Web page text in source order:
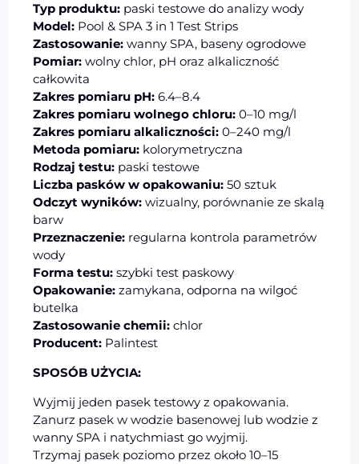
Typ produktu: paski testowe do analizy wody
Model: Pool & SPA 3 in 1 Test Strips
Zastosowanie: wanny SPA, baseny ogrodowe
Pomiar: wolny chlor, pH oraz alkaliczność
całkowita
Zakres pomiaru pH: 6.4–8.4
Zakres pomiaru wolnego chloru: 0–10 mg/l
Zakres pomiaru alkaliczności: 0–240 mg/l
Metoda pomiaru: kolorymetryczna
Rodzaj testu: paski testowe
Liczba pasków w opakowaniu: 50 sztuk
Odczyt wyników: wizualny, porównanie ze skalą
barw
Przeznaczenie: regularna kontrola parametrów
wody
Forma testu: szybki test paskowy
Opakowanie: zamykana, odporna na wilgoć
butelka
Zastosowanie chemii: chlor
Producent: Palintest
SPOSÓB UŻYCIA:
Wyjmij jeden pasek testowy z opakowania.
Zanurz pasek w wodzie basenowej lub wodzie z
wanny SPA i natychmiast go wyjmij.
Trzymaj pasek poziomo przez około 10–15